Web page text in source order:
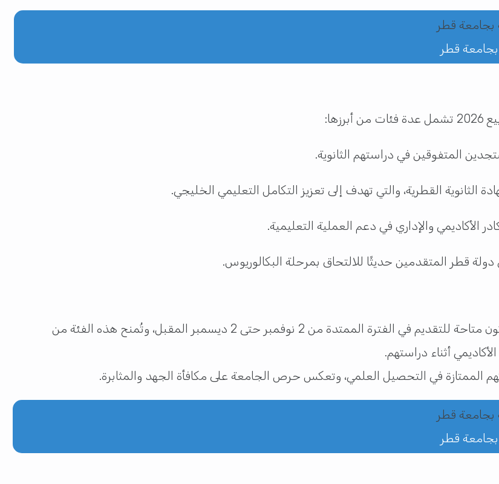
المتفوقين في دراستهم الثانوية.
القطرية، والتي تهدف إلى تعزيز التكامل التعليمي الخليجي.
الأكاديمي والإداري في دعم العملية التعليمية.
قطر المتقدمين حديثًا للالتحاق بمرحلة البكالوريوس.
إلى جانب ذلك، أعلنت الجامعة أن منح الأداء المتميز ستكون متاحة للتقديم في الفترة الممتدة من 2 نوفمبر حتى 2 ديسمبر المقبل، وتُمنح هذه الفئة من
أثناء دراستهم.
الممتازة في التحصيل العلمي، وتعكس حرص الجامعة على مكافأة الجهد والمثابرة.